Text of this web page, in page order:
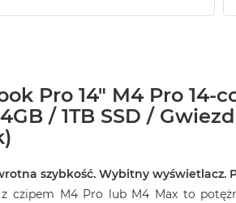
Pro 14" M4 Pro 14-
/ 1TB SSD /
szybkość. Wybitny wyświetlacz.
czipem M4 Pro lub M4 Max to